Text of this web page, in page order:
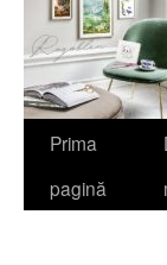
Sari
Prima
pagină